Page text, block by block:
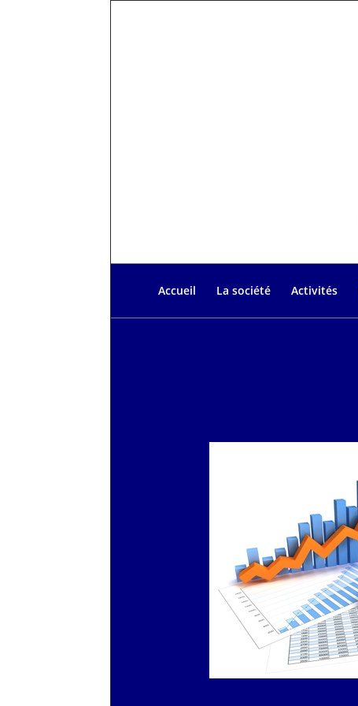
Accueil La société Activités